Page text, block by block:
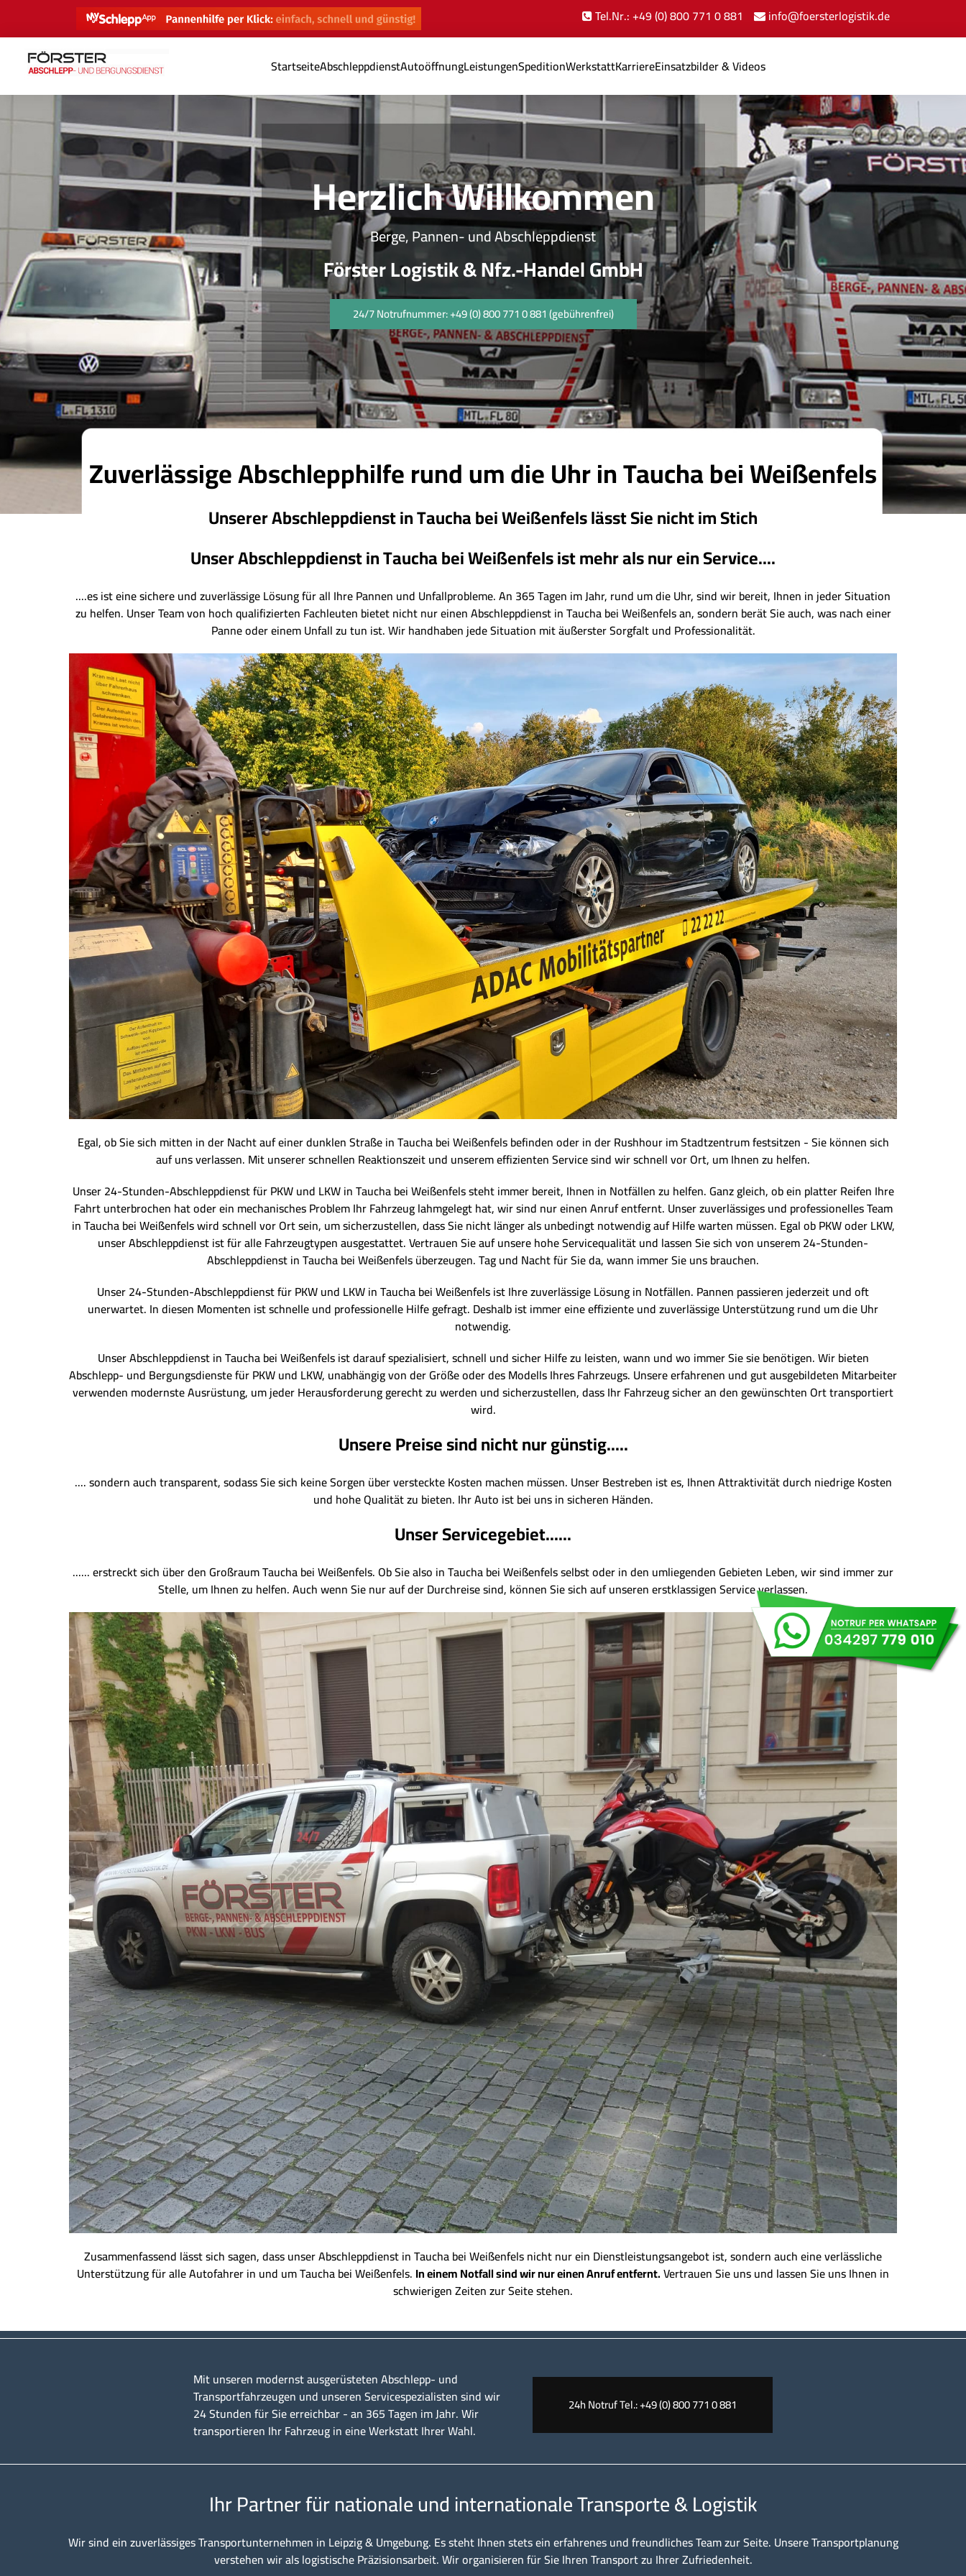
Tel.Nr.: +49 (0) 800 771 0 881 info@foersterlogistik.de
StartseiteAbschleppdienstAutoöffnungLeistungenSpeditionWerkstattKarriereEinsatzbilder & Videos
Herzlich Willkommen
Berge, Pannen- und Abschleppdienst
Förster Logistik & Nfz.-Handel GmbH
24/7 Notrufnummer: +49 (0) 800 771 0 881 (gebührenfrei)
Zuverlässige Abschlepphilfe rund um die Uhr in Taucha bei Weißenfels
Unserer Abschleppdienst in Taucha bei Weißenfels lässt Sie nicht im Stich
Unser Abschleppdienst in Taucha bei Weißenfels ist mehr als nur ein Service....
....es ist eine sichere und zuverlässige Lösung für all Ihre Pannen und Unfallprobleme. An 365 Tagen im Jahr, rund um die Uhr, sind wir bereit, Ihnen in jeder Situation
zu helfen. Unser Team von hoch qualifizierten Fachleuten bietet nicht nur einen Abschleppdienst in Taucha bei Weißenfels an, sondern berät Sie auch, was nach einer
Panne oder einem Unfall zu tun ist. Wir handhaben jede Situation mit äußerster Sorgfalt und Professionalität.
Egal, ob Sie sich mitten in der Nacht auf einer dunklen Straße in Taucha bei Weißenfels befinden oder in der Rushhour im Stadtzentrum festsitzen - Sie können sich
auf uns verlassen. Mit unserer schnellen Reaktionszeit und unserem effizienten Service sind wir schnell vor Ort, um Ihnen zu helfen.
Unser 24-Stunden-Abschleppdienst für PKW und LKW in Taucha bei Weißenfels steht immer bereit, Ihnen in Notfällen zu helfen. Ganz gleich, ob ein platter Reifen Ihre
Fahrt unterbrochen hat oder ein mechanisches Problem Ihr Fahrzeug lahmgelegt hat, wir sind nur einen Anruf entfernt. Unser zuverlässiges und professionelles Team
in Taucha bei Weißenfels wird schnell vor Ort sein, um sicherzustellen, dass Sie nicht länger als unbedingt notwendig auf Hilfe warten müssen. Egal ob PKW oder LKW,
unser Abschleppdienst ist für alle Fahrzeugtypen ausgestattet. Vertrauen Sie auf unsere hohe Servicequalität und lassen Sie sich von unserem 24-Stunden-
Abschleppdienst in Taucha bei Weißenfels überzeugen. Tag und Nacht für Sie da, wann immer Sie uns brauchen.
Unser 24-Stunden-Abschleppdienst für PKW und LKW in Taucha bei Weißenfels ist Ihre zuverlässige Lösung in Notfällen. Pannen passieren jederzeit und oft
unerwartet. In diesen Momenten ist schnelle und professionelle Hilfe gefragt. Deshalb ist immer eine effiziente und zuverlässige Unterstützung rund um die Uhr
notwendig.
Unser Abschleppdienst in Taucha bei Weißenfels ist darauf spezialisiert, schnell und sicher Hilfe zu leisten, wann und wo immer Sie sie benötigen. Wir bieten
Abschlepp- und Bergungsdienste für PKW und LKW, unabhängig von der Größe oder des Modells Ihres Fahrzeugs. Unsere erfahrenen und gut ausgebildeten Mitarbeiter
verwenden modernste Ausrüstung, um jeder Herausforderung gerecht zu werden und sicherzustellen, dass Ihr Fahrzeug sicher an den gewünschten Ort transportiert
wird.
Unsere Preise sind nicht nur günstig.....
.... sondern auch transparent, sodass Sie sich keine Sorgen über versteckte Kosten machen müssen. Unser Bestreben ist es, Ihnen Attraktivität durch niedrige Kosten
und hohe Qualität zu bieten. Ihr Auto ist bei uns in sicheren Händen.
Unser Servicegebiet......
...... erstreckt sich über den Großraum Taucha bei Weißenfels. Ob Sie also in Taucha bei Weißenfels selbst oder in den umliegenden Gebieten Leben, wir sind immer zur
Stelle, um Ihnen zu helfen. Auch wenn Sie nur auf der Durchreise sind, können Sie sich auf unseren erstklassigen Service verlassen.
Zusammenfassend lässt sich sagen, dass unser Abschleppdienst in Taucha bei Weißenfels nicht nur ein Dienstleistungsangebot ist, sondern auch eine verlässliche
Unterstützung für alle Autofahrer in und um Taucha bei Weißenfels. In einem Notfall sind wir nur einen Anruf entfernt.Vertrauen Sie uns und lassen Sie uns Ihnen in
schwierigen Zeiten zur Seite stehen.
Mit unseren modernst ausgerüsteten Abschlepp- und
Transportfahrzeugen und unseren Servicespezialisten sind wir
24 Stunden für Sie erreichbar - an 365 Tagen im Jahr. Wir
transportieren Ihr Fahrzeug in eine Werkstatt Ihrer Wahl.
24h Notruf Tel.: +49 (0) 800 771 0 881
Ihr Partner für nationale und internationale Transporte & Logistik
Wir sind ein zuverlässiges Transportunternehmen in Leipzig & Umgebung. Es steht Ihnen stets ein erfahrenes und freundliches Team zur Seite. Unsere Transportplanung
verstehen wir als logistische Präzisionsarbeit. Wir organisieren für Sie Ihren Transport zu Ihrer Zufriedenheit.